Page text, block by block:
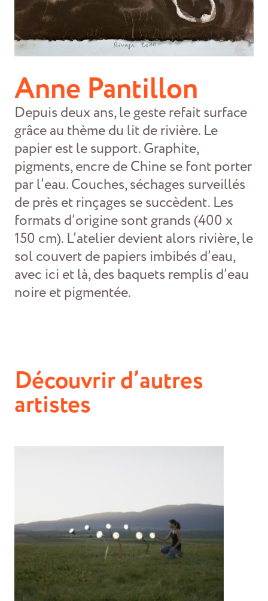
Anne Pantillon
Depuis deux ans, le geste refait surface
grâce au thème du lit de rivière. Le
papier est le support. Graphite,
pigments, encre de Chine se font porter
par l’eau. Couches, séchages surveillés
de près et rinçages se succèdent. Les
formats d’origine sont grands (400 x
150 cm). L’atelier devient alors rivière, le
sol couvert de papiers imbibés d’eau,
avec ici et là, des baquets remplis d’eau
noire et pigmentée.
Découvrir d’autres
artistes